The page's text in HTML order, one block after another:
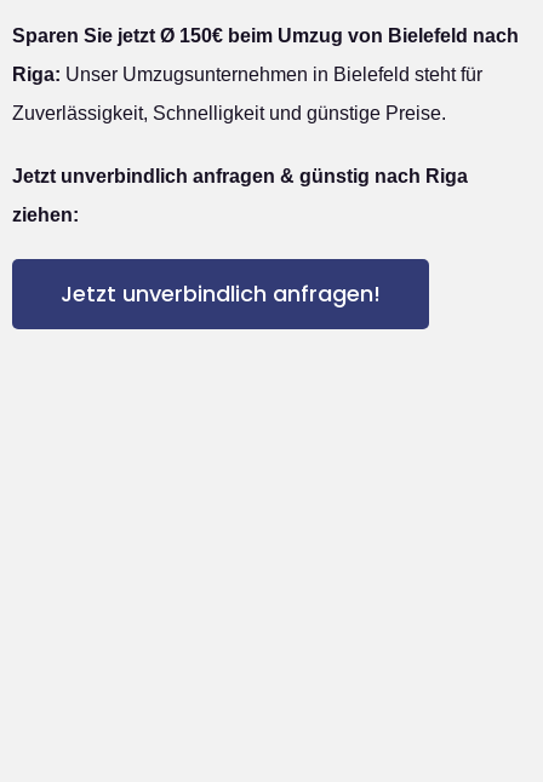
Sparen Sie jetzt Ø 150€ beim Umzug von Bielefeld nach
Riga: Unser Umzugsunternehmen in Bielefeld steht für
Zuverlässigkeit, Schnelligkeit und günstige Preise.
Jetzt unverbindlich anfragen & günstig nach Riga
ziehen:
Jetzt unverbindlich anfragen!